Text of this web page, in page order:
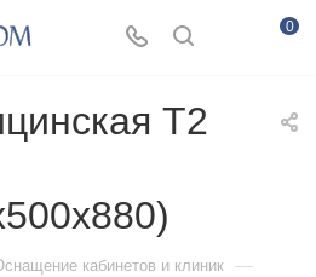
0
Т2
кабинетов и клиник —